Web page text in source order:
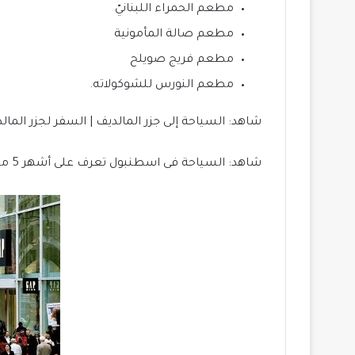
مطعم الحمراء اللبنانيّ
مطعم صالة المأمونية
مطعم فريج صويلح
مطعم النورس للشوكولاته.
شاهد: السياحة إلى جزر المالديف | السفر لجزر المالديف
شاهد: السياحة فى اسطنبول تعرف على أشهر 5 مناطق